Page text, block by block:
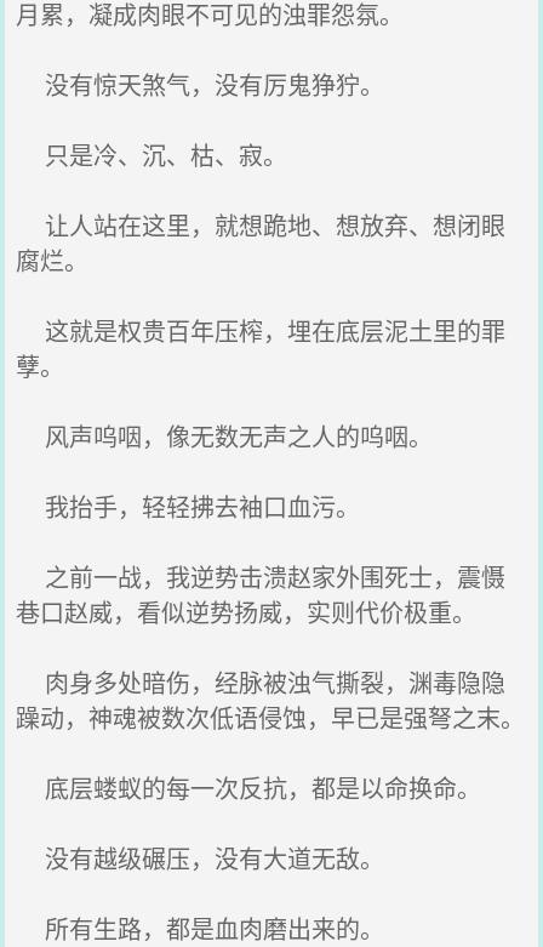
月累，凝成肉眼不可见的浊罪怨氛。
没有惊天煞气，没有厉鬼狰狞。
只是冷、沉、枯、寂。
让人站在这里，就想跪地、想放弃、想闭眼
腐烂。
这就是权贵百年压榨，埋在底层泥土里的罪
孽。
风声呜咽，像无数无声之人的呜咽。
我抬手，轻轻拂去袖口血污。
之前一战，我逆势击溃赵家外围死士，震慑
巷口赵威，看似逆势扬威，实则代价极重。
肉身多处暗伤，经脉被浊气撕裂，渊毒隐隐
躁动，神魂被数次低语侵蚀，早已是强弩之末。
底层蝼蚁的每一次反抗，都是以命换命。
没有越级碾压，没有大道无敌。
所有生路，都是血肉磨出来的。